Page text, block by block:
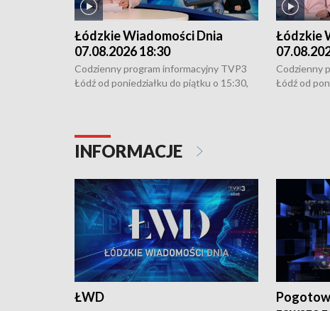
Łódzkie Wiadomości Dnia
07.08.2026 18:30
Codzienny program informacyjny TVP3
Łódź od poniedziałku do piątku o 15:30,
Łódzkie
Codzienny
Łódź od
INFORMACJE
ŁWD